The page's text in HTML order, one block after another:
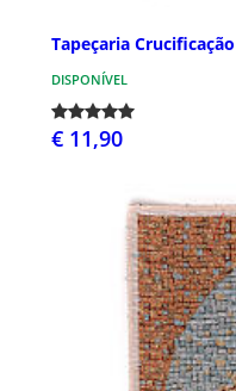
Tapeçaria
DISPONÍVEL
€ 11,90